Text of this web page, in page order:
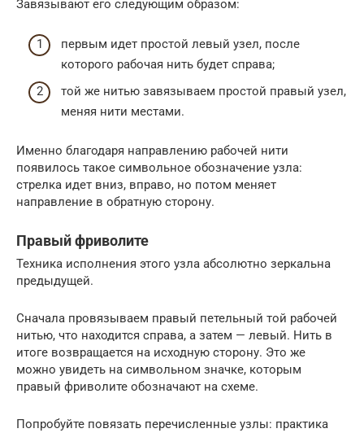
Завязывают его следующим образом:
первым идет простой левый узел, после
которого рабочая нить будет справа;
той же нитью завязываем простой правый узел,
меняя нити местами.
Именно благодаря направлению рабочей нити
появилось такое символьное обозначение узла:
стрелка идет вниз, вправо, но потом меняет
направление в обратную сторону.
Правый фриволите
Техника исполнения этого узла абсолютно зеркальна
предыдущей.
Сначала провязываем правый петельный той рабочей
нитью, что находится справа, а затем — левый. Нить в
итоге возвращается на исходную сторону. Это же
можно увидеть на символьном значке, которым
правый фриволите обозначают на схеме.
Попробуйте повязать перечисленные узлы: практика